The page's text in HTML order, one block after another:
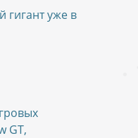
гигант уже в
GT,